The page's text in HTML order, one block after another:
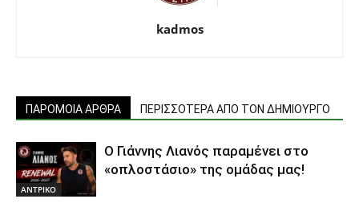
kadmos
ΠΑΡΟΜΟΙΑ ΑΡΘΡΑ ΠΕΡΙΣΣΟΤΕΡΑ ΑΠΟ ΤΟΝ ΔΗΜΙΟΥΡΓΟ
ΑΝTΡΙΚΟ
Ο Γιάννης Λιανός παραμένει στο
«οπλοστάσιο» της ομάδας μας!